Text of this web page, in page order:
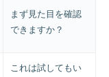
まず見た目を確認
できますか？
これは試してもい